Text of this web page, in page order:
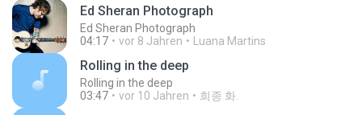
Ed Sheran Photograph
Ed Sheran Photograph
04:17
vor 8 Jahren Luana Martins
Rolling in the deep
Rolling in the deep
03:47
vor 10 Jahren 희종 화.